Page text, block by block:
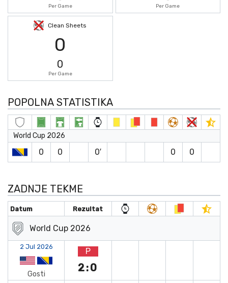
Per Game Per Game
Clean Sheets
0
0
Per Game
POPOLNA STATISTIKA
World Cup 2026
0 0 0′ 0 0
ZADNJE TEKME
Datum Rezultat
World Cup 2026
2 Jul 2026
Gosti
P
2:0